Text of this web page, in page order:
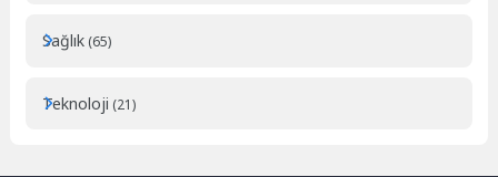
Sağlık (65)
Teknoloji (21)